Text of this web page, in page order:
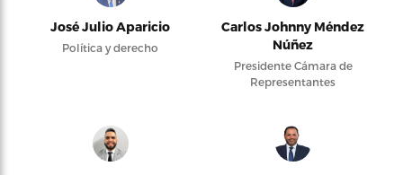
José Julio Aparicio
Política y derecho
Carlos Johnny Méndez
Núñez
Presidente Cámara de
Representantes